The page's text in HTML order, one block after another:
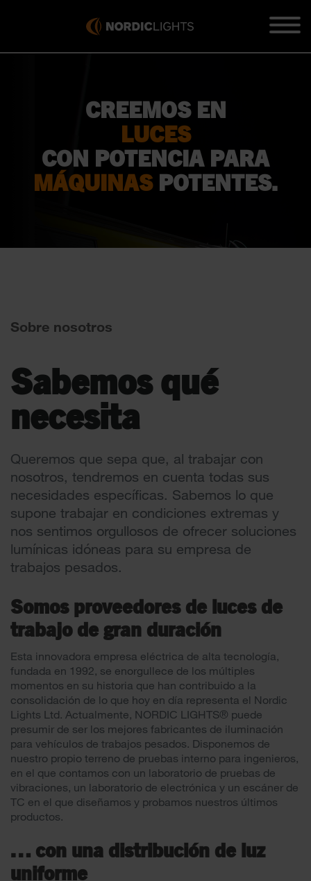
CREEMOS EN
LUCES
CON POTENCIA PARA
MÁQUINASPOTENTES.
Sobre nosotros
Sabemos qué
necesita
Queremos que sepa que, al trabajar con
nosotros, tendremos en cuenta todas sus
necesidades específicas. Sabemos lo que
supone trabajar en condiciones extremas y
nos sentimos orgullosos de ofrecer soluciones
lumínicas idóneas para su empresa de
trabajos pesados.
Somos proveedores de luces de
trabajo de gran duración
Esta innovadora empresa eléctrica de alta tecnología,
fundada en 1992, se enorgullece de los múltiples
momentos en su historia que han contribuido a la
consolidación de lo que hoy en día representa el Nordic
Lights Ltd. Actualmente, NORDIC LIGHTS® puede
presumir de ser los mejores fabricantes de iluminación
para vehículos de trabajos pesados. Disponemos de
nuestro propio terreno de pruebas interno para ingenieros,
en el que contamos con un laboratorio de pruebas de
vibraciones, un laboratorio de electrónica y un escáner de
TC en el que diseñamos y probamos nuestros últimos
productos.
… con una distribución de luz
uniforme